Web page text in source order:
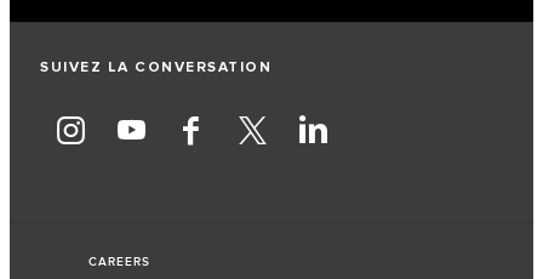
SUIVEZ LA CONVERSATION
CAREERS